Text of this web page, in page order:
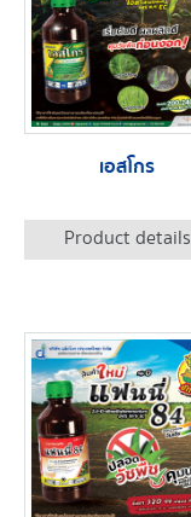
เอสโกร
Product details